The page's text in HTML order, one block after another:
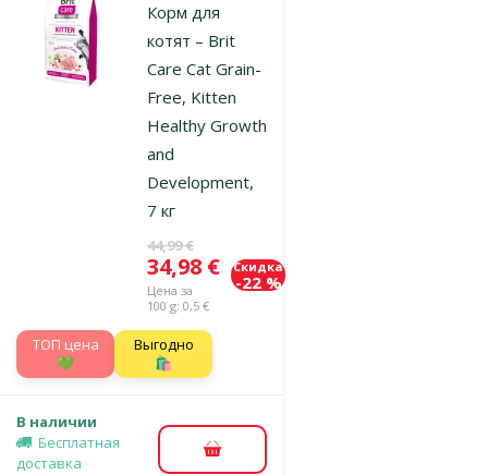
Корм для
котят – Brit
Care Cat Grain-
Free, Kitten
Healthy Growth
and
Development,
7 кг
Исходная цена
44,99 €
Цена
34,98 €
Цена за
100 g: 0,5 €
Скидка
-22 %
TOП цена
💚
Выгодно
🛍️
В наличии
Бесплатная
доставка
В корзину